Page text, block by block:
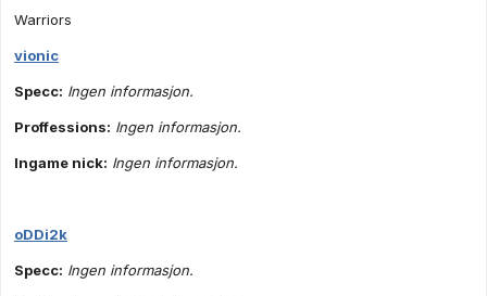
Warriors
vionic
Specc: Ingen informasjon.
Proffessions: Ingen informasjon.
Ingame nick: Ingen informasjon.
oDDi2k
Specc: Ingen informasjon.